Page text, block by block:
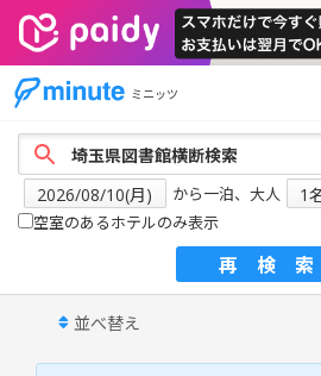
ミニッツ
から一泊、大人
空室のあるホテルのみ表示
再検索
並べ替え